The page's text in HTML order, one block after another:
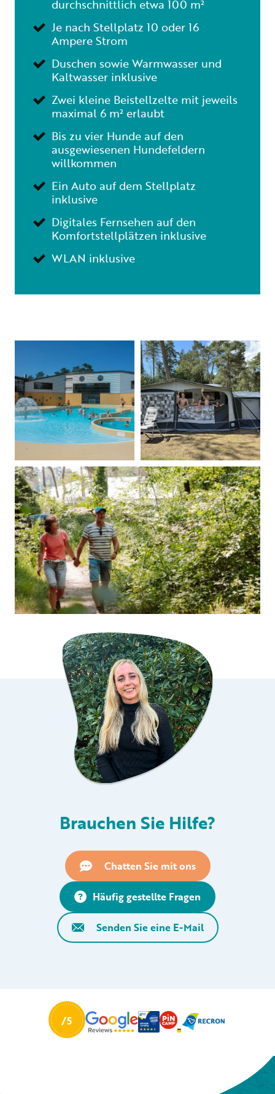
durchschnittlich etwa 100 m²
Je nach Stellplatz 10 oder 16
Ampere Strom
Duschen sowie Warmwasser und
Kaltwasser inklusive
Zwei kleine Beistellzelte mit jeweils
maximal 6 m² erlaubt
Bis zu vier Hunde auf den
ausgewiesenen Hundefeldern
willkommen
Ein Auto auf dem Stellplatz
inklusive
Digitales Fernsehen auf den
Komfortstellplätzen inklusive
WLAN inklusive
Brauchen Sie Hilfe?
Chatten Sie mit ons
Häufig gestellte Fragen
Senden Sie eine E-Mail